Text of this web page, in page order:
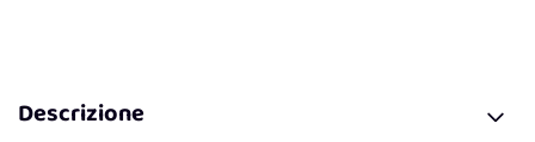
Descrizione